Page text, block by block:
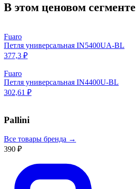
В этом ценовом сегменте
Fuaro
Петля универсальная IN5400UA-BL
377,3 ₽
Fuaro
Петля универсальная IN4400U-BL
302,61 ₽
Pallini
Все товары бренда →
390 ₽